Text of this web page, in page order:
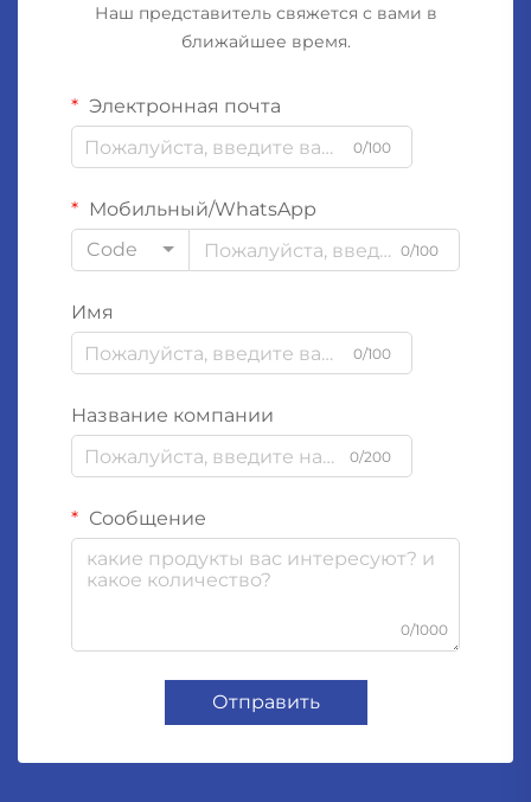
Наш представитель свяжется с вами в
ближайшее время.
Электронная почта
0/100
Мобильный/WhatsApp
Code
0/100
Имя
0/100
Название компании
0/200
Сообщение
0/1000
Отправить